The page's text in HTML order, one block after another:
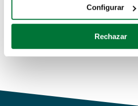
Identificar su dispositivo
para buscar características
Obtenga más información sobre
de cookies.
Configurar
Rechazar